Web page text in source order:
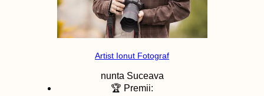
Artist Ionut Fotograf
nunta Suceava
🏆 Premii: